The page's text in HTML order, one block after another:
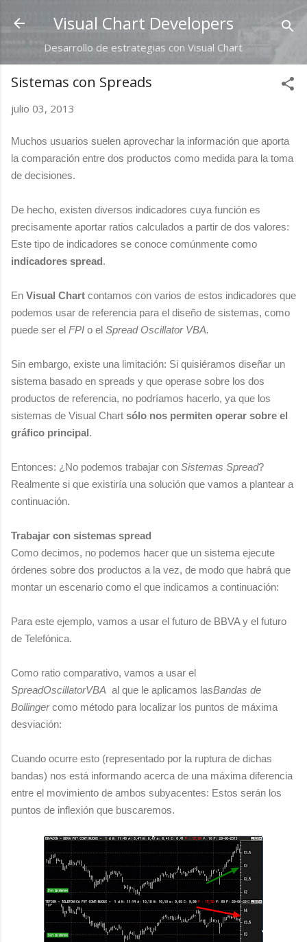
Ir al contenido principal
Visual Chart Developers
Desarrollo de estrategias con Visual Chart
Sistemas con Spreads
julio 03, 2013
Muchos usuarios suelen aprovechar la información que aporta
la comparación entre dos productos como medida para la toma
de decisiones.
De hecho, existen diversos indicadores cuya función es
precisamente aportar ratios calculados a partir de dos valores:
Este tipo de indicadores se conoce comúnmente como
indicadores spread.
En Visual Chart contamos con varios de estos indicadores que
podemos usar de referencia para el diseño de sistemas, como
puede ser el FPI o el Spread Oscillator VBA.
Sin embargo, existe una limitación: Si quisiéramos diseñar un
sistema basado en spreads y que operase sobre los dos
productos de referencia, no podríamos hacerlo, ya que los
sistemas de Visual Chart sólo nos permiten operar sobre el
gráfico principal.
Entonces: ¿No podemos trabajar con Sistemas Spread?
Realmente si que existiría una solución que vamos a plantear a
continuación.
Trabajar con sistemas spread
Como decimos, no podemos hacer que un sistema ejecute
órdenes sobre dos productos a la vez, de modo que habrá que
montar un escenario como el que indicamos a continuación:
Para este ejemplo, vamos a usar el futuro de BBVA y el futuro
de Telefónica.
Como ratio comparativo, vamos a usar el
SpreadOscillatorVBA al que le aplicamos lasBandas de
Bollingercomo método para localizar los puntos de máxima
desviación:
Cuando ocurre esto (representado por la ruptura de dichas
bandas) nos está informando acerca de una máxima diferencia
entre el movimiento de ambos subyacentes: Estos serán los
puntos de inflexión que buscaremos.